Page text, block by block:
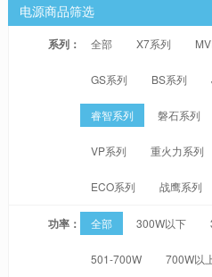
电源商品筛选
系列： 全部 X7系列
GS系列 BS系列
睿智系列 磐石系列
VP系列 重火力系列
ECO系列 战鹰系列
功率： 全部 300W以下
501-700W 700W以